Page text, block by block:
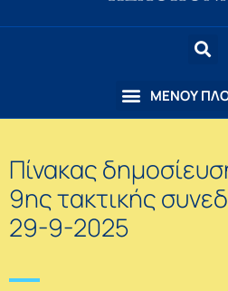
Πίνακας
9ης τακτικής
29-9-2025